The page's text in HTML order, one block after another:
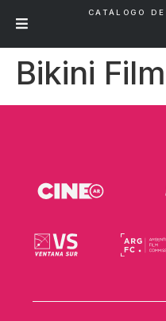
CATÁLOGO
Bikini